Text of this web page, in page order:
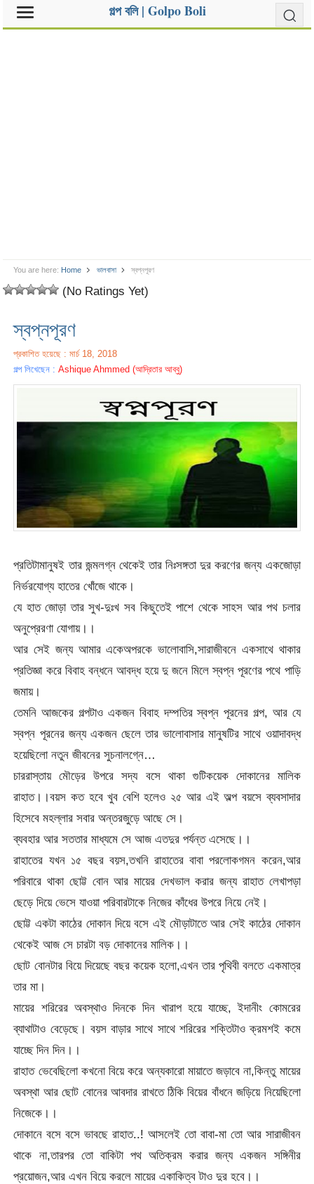
গল্প বলি | Golpo Boli
You are here: Home ভালবাসা স্বপ্নপূরণ
(No Ratings Yet)
স্বপ্নপূরণ
প্রকাশিত হয়েছে : মার্চ 18, 2018
গল্প লিখেছেন :Ashique Ahmmed (আদ্রিতার আব্বু)
প্রতিটামানুষই তার জন্মলগ্ন থেকেই তার নিঃসঙ্গতা দুর করণের জন্য একজোড়া
নির্ভরযোগ্য হাতের খোঁজে থাকে।
যে হাত জোড়া তার সুখ-দুঃখ সব কিছুতেই পাশে থেকে সাহস আর পথ চলার
অনুপ্রেরণা যোগায়।।
আর সেই জন্য আমার একেঅপরকে ভালোবাসি,সারাজীবনে একসাথে থাকার
প্রতিজ্ঞা করে বিবাহ বন্ধনে আবদ্ধ হয়ে দু জনে মিলে স্বপ্ন পূরণের পথে পাড়ি
জমায়।
তেমনি আজকের গল্পটাও একজন বিবাহ দম্পতির স্বপ্ন পূরনের গল্প, আর যে
স্বপ্ন পূরনের জন্য একজন ছেলে তার ভালোবাসার মানুষটির সাথে ওয়াদাবদ্ধ
হয়েছিলো নতুন জীবনের সুচনালগ্নে…
চাররাস্তায় মৌড়ের উপরে সদ্য বসে থাকা গুটিকয়েক দোকানের মালিক
রাহাত।।বয়স কত হবে খুব বেশি হলেও ২৫ আর এই অল্প বয়সে ব্যবসাদার
হিসেবে মহল্লার সবার অন্তরজুড়ে আছে সে।
ব্যবহার আর সততার মাধ্যমে সে আজ এতদুর পর্যন্ত এসেছে।।
রাহাতের যখন ১৫ বছর বয়স,তখনি রাহাতের বাবা পরলোকগমন করেন,আর
পরিবারে থাকা ছোট্ট বোন আর মায়ের দেখভাল করার জন্য রাহাত লেখাপড়া
ছেড়ে দিয়ে ভেসে যাওয়া পরিবারটাকে নিজের কাঁধের উপরে নিয়ে নেই।
ছোট্ট একটা কাঠের দোকান দিয়ে বসে এই মৌড়াটাতে আর সেই কাঠের দোকান
থেকেই আজ সে চারটা বড় দোকানের মালিক।।
ছোট বোনটার বিয়ে দিয়েছে বছর কয়েক হলো,এখন তার পৃথিবী বলতে একমাত্র
তার মা।
মায়ের শরিরের অবস্থাও দিনকে দিন খারাপ হয়ে যাচ্ছে, ইদানীং কোমরের
ব্যাথাটাও বেড়েছে। বয়স বাড়ার সাথে সাথে শরিরের শক্তিটাও ক্রমশই কমে
যাচ্ছে দিন দিন।।
রাহাত ভেবেছিলো কখনো বিয়ে করে অন্যকারো মায়াতে জড়াবে না,কিন্তু মায়ের
অবস্থা আর ছোট বোনের আবদার রাখতে ঠিকি বিয়ের বাঁধনে জড়িয়ে নিয়েছিলো
নিজেকে।।
দোকানে বসে বসে ভাবছে রাহাত..! আসলেই তো বাবা-মা তো আর সারাজীবন
থাকে না,তারপর তো বাকিটা পথ অতিক্রম করার জন্য একজন সঙ্গিনীর
প্রয়োজন,আর এখন বিয়ে করলে মায়ের একাকিত্ব টাও দুর হবে।।